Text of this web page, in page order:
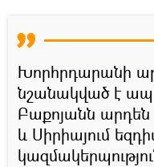
Խորհրդարանի
նշանակված է
Բաքոյանն արդեն
և Սիրիայում